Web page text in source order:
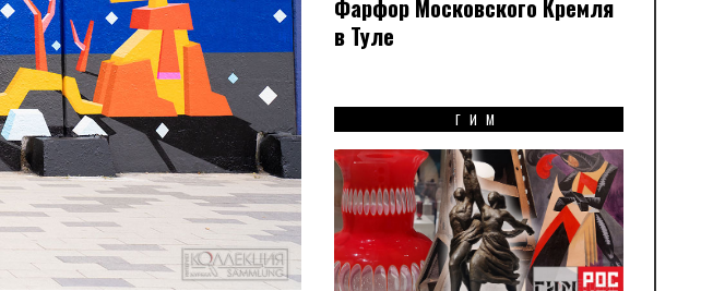
Фарфор Московского Кремля
в Туле
ГИМ